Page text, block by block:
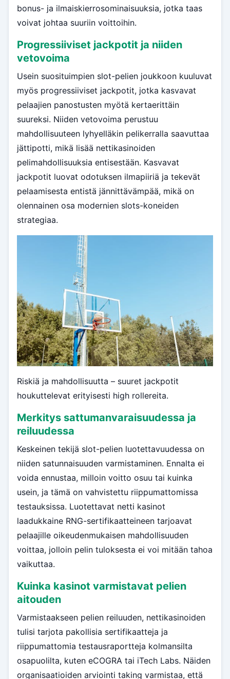
bonus- ja ilmaiskierrosominaisuuksia, jotka taas
voivat johtaa suuriin voittoihin.
Progressiiviset jackpotit ja niiden
vetovoima
Usein suosituimpien slot-pelien joukkoon kuuluvat
myös progressiiviset jackpotit, jotka kasvavat
pelaajien panostusten myötä kertaerittäin
suureksi. Niiden vetovoima perustuu
mahdollisuuteen lyhyelläkin pelikerralla saavuttaa
jättipotti, mikä lisää nettikasinoiden
pelimahdollisuuksia entisestään. Kasvavat
jackpotit luovat odotuksen ilmapiiriä ja tekevät
pelaamisesta entistä jännittävämpää, mikä on
olennainen osa modernien slots-koneiden
strategiaa.
Riskiä ja mahdollisuutta – suuret jackpotit
houkuttelevat erityisesti high rollereita.
Merkitys sattumanvaraisuudessa ja
reiluudessa
Keskeinen tekijä slot-pelien luotettavuudessa on
niiden satunnaisuuden varmistaminen. Ennalta ei
voida ennustaa, milloin voitto osuu tai kuinka
usein, ja tämä on vahvistettu riippumattomissa
testauksissa. Luotettavat netti kasinot
laadukkaine RNG-sertifikaatteineen tarjoavat
pelaajille oikeudenmukaisen mahdollisuuden
voittaa, jolloin pelin tuloksesta ei voi mitään tahoa
vaikuttaa.
Kuinka kasinot varmistavat pelien
aitouden
Varmistaakseen pelien reiluuden, nettikasinoiden
tulisi tarjota pakollisia sertifikaatteja ja
riippumattomia testausraportteja kolmansilta
osapuolilta, kuten eCOGRA tai iTech Labs. Näiden
organisaatioiden arviointi taking varmistaa, että